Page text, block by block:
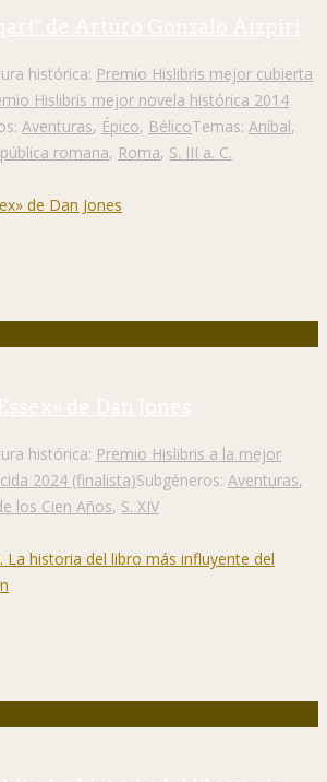
de Arturo Gonzalo Aizpiri
histórica: Premio Hislibris mejor cubierta
Hislibris mejor novela histórica 2014
Aventuras, Épico, BélicoTemas: Aníbal,
romana, Roma, S. III a. C.
de Dan Jones
histórica: Premio Hislibris a la mejor
2024 (finalista)Subgéneros: Aventuras,
los Cien Años, S. XIV